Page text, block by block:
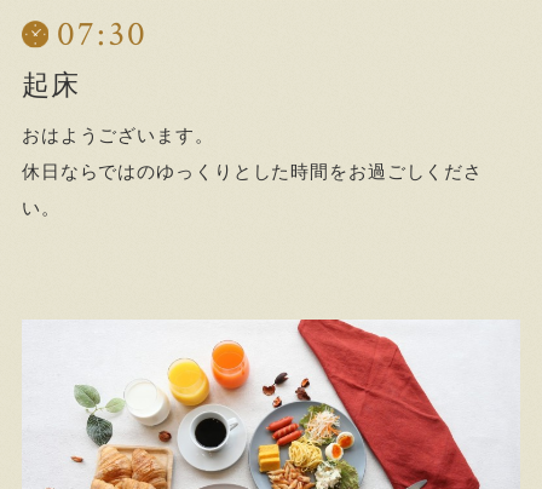
07:30
起床
おはようございます。
休日ならではのゆっくりとした時間をお過ごしくださ
い。